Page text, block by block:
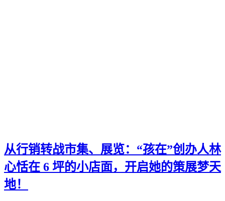
从行销转战市集、展览：“孩在”创办人林
心恬在 6 坪的小店面，开启她的策展梦天
地！